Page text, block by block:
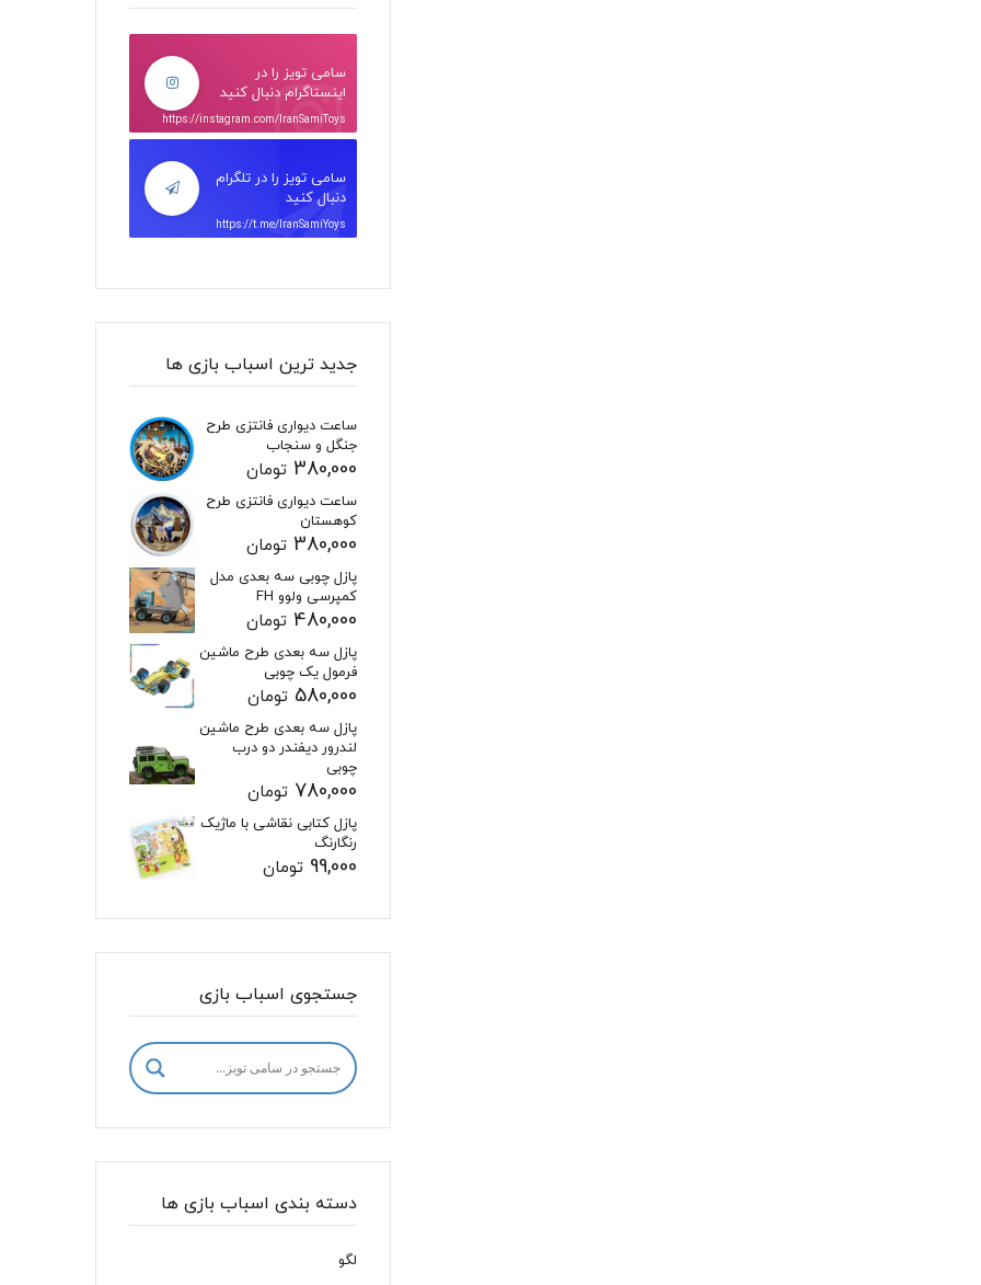
سامی تویز را در
اینستاگرام دنبال کنید
https://instagram.com/IranSamiToys
سامی تویز را در تلگرام
دنبال کنید
https://t.me/IranSamiYoys
جدید ترین اسباب بازی ها
ساعت دیواری فانتزی طرح
جنگل و سنجاب
380,000 تومان
ساعت دیواری فانتزی طرح
کوهستان
380,000 تومان
پازل چوبی سه بعدی مدل
کمپرسی ولوو FH
480,000 تومان
پازل سه بعدی طرح ماشین
فرمول یک چوبی
580,000 تومان
پازل سه بعدی طرح ماشین
لندرور دیفندر دو درب
چوبی
780,000 تومان
پازل کتابی نقاشی با ماژیک
رنگارنگ
99,000 تومان
جستجوی اسباب بازی
دسته بندی اسباب بازی ها
لگو